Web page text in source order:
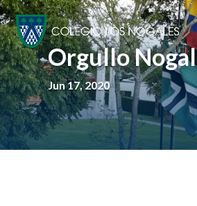
Orgullo
Jun 17, 2020